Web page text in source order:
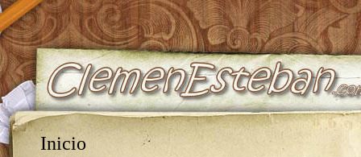
Inicio